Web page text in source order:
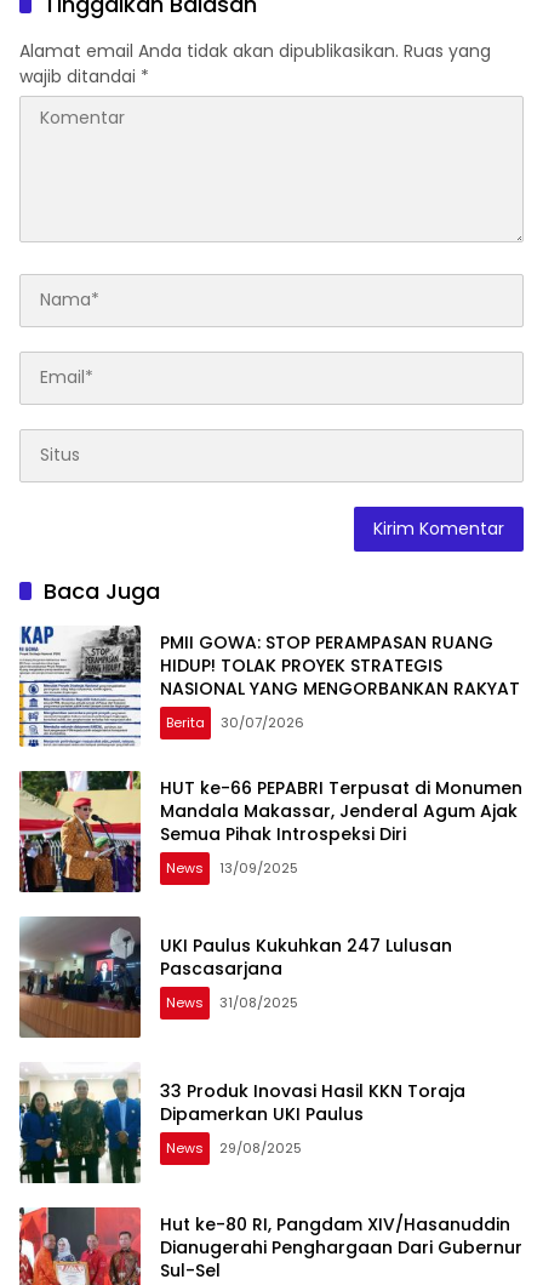
Alamat email Anda tidak akan dipublikasikan. Ruas yang
wajib ditandai *
Baca Juga
PMII GOWA: STOP PERAMPASAN RUANG
HIDUP! TOLAK PROYEK STRATEGIS
NASIONAL YANG MENGORBANKAN RAKYAT
Berita 30/07/2026
HUT ke-66 PEPABRI Terpusat di Monumen
Mandala Makassar, Jenderal Agum Ajak
Semua Pihak Introspeksi Diri
News 13/09/2025
UKI Paulus Kukuhkan 247 Lulusan
Pascasarjana
News 31/08/2025
33 Produk Inovasi Hasil KKN Toraja
Dipamerkan UKI Paulus
News 29/08/2025
Hut ke-80 RI, Pangdam XIV/Hasanuddin
Dianugerahi Penghargaan Dari Gubernur
Sul-Sel